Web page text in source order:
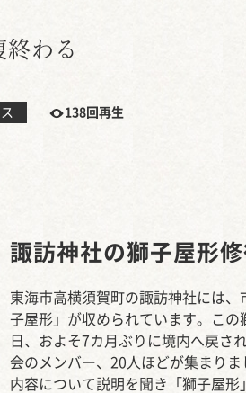
わる
138回再生
諏訪神社の獅子屋形
東海市高横須賀町の諏訪神社には
子屋形」が収められています。こ
日、およそ7カ月ぶりに境内へ戻さ
会のメンバー、20人ほどが集まり
内容について説明を聞き「獅子屋形